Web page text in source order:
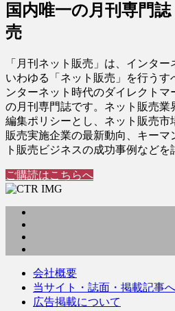
国内唯一の月刊専門
売
「月刊ネット販売」は、インター
いわゆる「ネット販売」を行うす
ンターネット時代のダイレクト
の月刊専門誌です。ネット販売業
編集ポリシーとし、ネット販売市
販売実施企業の最新動向、キーマ
ト販売ビジネスの成功事例などを
ご購読はこちらへ
会社概要
当サイト・誌面・掲載記事
広告掲載について